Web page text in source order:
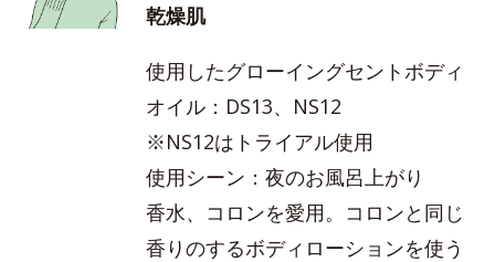
乾燥肌
使用したグローイングセントボディ
オイル：DS13、NS12
※NS12はトライアル使用
使用シーン：夜のお風呂上がり
香水、コロンを愛用。コロンと同じ
香りのするボディローションを使う